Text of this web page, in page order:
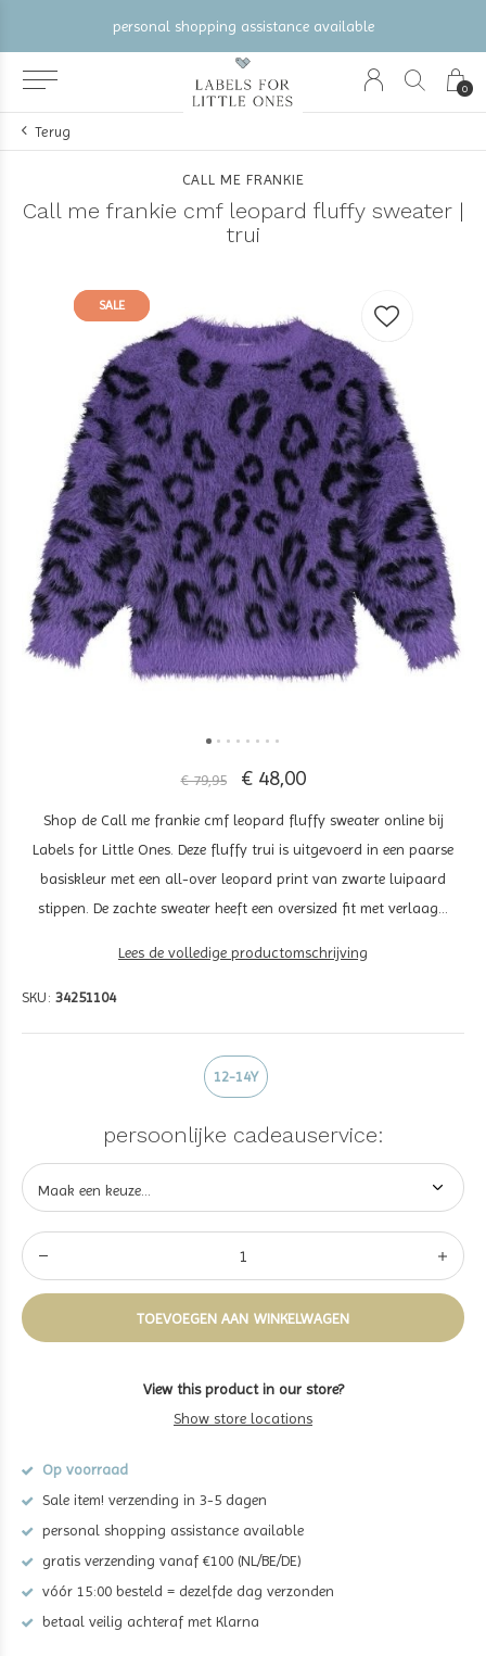
0
personal shopping assistance available
Terug
CALL ME FRANKIE
Call me frankie cmf leopard fluffy sweater |
trui
SALE
SALE
€ 79,95 € 48,00
Shop de Call me frankie cmf leopard fluffy sweater online bij
Labels for Little Ones. Deze fluffy trui is uitgevoerd in een paarse
basiskleur met een all-over leopard print van zwarte luipaard
stippen. De zachte sweater heeft een oversized fit met verlaag...
Lees de volledige productomschrijving
SKU: 34251104
12-14Y
persoonlijke cadeauservice:
TOEVOEGEN AAN WINKELWAGEN
View this product in our store?
Show store locations
Op voorraad
Sale item! verzending in 3-5 dagen
personal shopping assistance available
gratis verzending vanaf €100 (NL/BE/DE)
vóór 15:00 besteld = dezelfde dag verzonden
betaal veilig achteraf met Klarna